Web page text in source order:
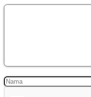
Komentar
Nama